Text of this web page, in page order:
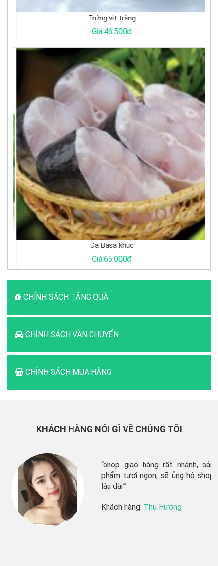
Trứng vịt trắng
Giá:46.500đ
Cá Basa khúc
Giá:65.000đ
CHÍNH SÁCH TẶNG QUÀ
CHÍNH SÁCH VẬN CHUYỂN
CHÍNH SÁCH MUA HÀNG
KHÁCH HÀNG NÓI GÌ VỀ CHÚNG TÔI
“shop giao hàng rất nhanh, sản
phẩm tươi ngon, sẽ ủng hộ shop
lâu dài”’
Khách hàng:Thu Hương